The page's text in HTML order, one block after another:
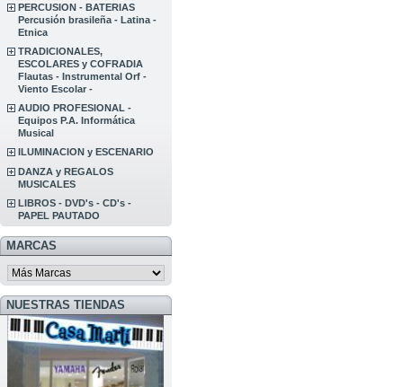
PERCUSION - BATERIAS
Percusión brasileña - Latina -
Etnica
TRADICIONALES,
ESCOLARES y COFRADIA
Flautas - Instrumental Orf -
Viento Escolar -
AUDIO PROFESIONAL -
Equipos P.A. Informática
Musical
ILUMINACION y ESCENARIO
DANZA y REGALOS
MUSICALES
LIBROS - DVD's - CD's -
PAPEL PAUTADO
MARCAS
NUESTRAS TIENDAS